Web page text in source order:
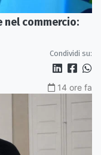
nel commercio:
Condividi su:
14 ore fa